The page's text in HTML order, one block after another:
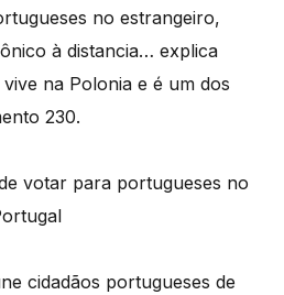
no estrangeiro,
à distancia… explica
na Polonia e é um dos
230.
votar para portugueses no
cidadãos portugueses de